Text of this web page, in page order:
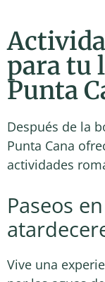
para tu
Punta
Después de la
Punta Cana
actividades
Paseos
Vive una